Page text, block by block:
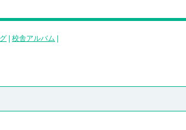
校舎アルバム